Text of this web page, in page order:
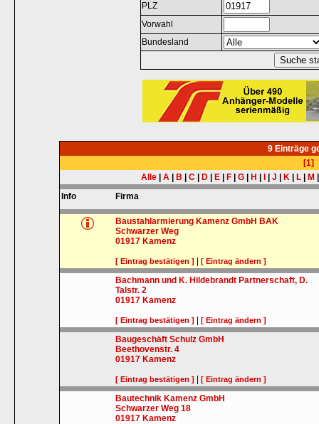
PLZ
Vorwahl
Bundesland
9 Einträge
[1]
Alle
A B C D E F G H J K L M
Info
Firma
Baustahlarmierung Kamenz GmbH BAK
Schwarzer Weg
01917 Kamenz
[ Eintrag bestätigen ] |[ Eintrag ändern ]
Bachmann und K. Hildebrandt Partnerschaft, D.
Talstr. 2
01917 Kamenz
[ Eintrag bestätigen ] |[ Eintrag ändern ]
Baugeschäft Schulz GmbH
Beethovenstr. 4
01917 Kamenz
[ Eintrag bestätigen ] |[ Eintrag ändern ]
Bautechnik Kamenz GmbH
Schwarzer Weg 18
01917 Kamenz